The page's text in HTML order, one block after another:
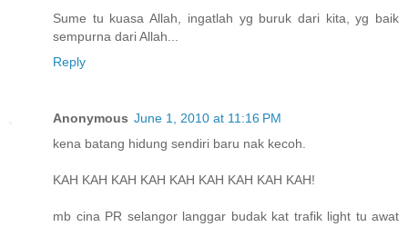
Sume tu kuasa Allah, ingatlah yg buruk dari kita, yg baik
sempurna dari Allah...
Reply
Anonymous June 1, 2010 at 11:16 PM
kena batang hidung sendiri baru nak kecoh.
KAH KAH KAH KAH KAH KAH KAH KAH KAH!
mb cina PR selangor langgar budak kat trafik light tu awat